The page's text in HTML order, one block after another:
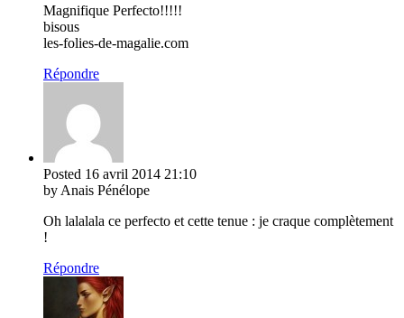
Magnifique Perfecto!!!!!
bisous
les-folies-de-magalie.com
Répondre
Posted 16 avril 2014 21:10
by Anais Pénélope
Oh lalalala ce perfecto et cette tenue : je craque complètement
!
Répondre